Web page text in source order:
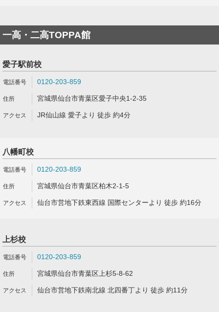
一高・二高TOPPA館
愛子駅前校
0120-203-859
宮城県仙台市青葉区愛子中央1-2-35
JR仙山線 愛子より 徒歩 約4分
八幡町校
0120-203-859
宮城県仙台市青葉区柏木2-1-5
仙台市営地下鉄東西線 国際センターより 徒歩 約16分
上杉校
0120-203-859
宮城県仙台市青葉区上杉5-8-62
仙台市営地下鉄南北線 北四番丁より 徒歩 約11分